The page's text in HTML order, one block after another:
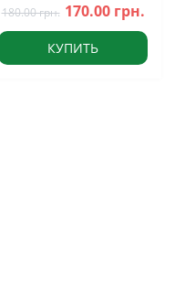
180.00 грн. 170.00 грн.
КУПИТЬ